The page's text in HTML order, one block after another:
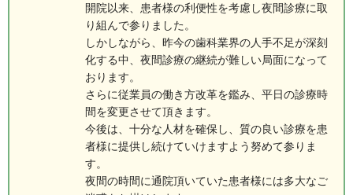
開院以来、患者様の利便性を考慮し夜間診療に取
り組んで参りました。
しかしながら、昨今の歯科業界の人手不足が深刻
化する中、夜間診療の継続が難しい局面になって
おります。
さらに従業員の働き方改革を鑑み、平日の診療時
間を変更させて頂きます。
今後は、十分な人材を確保し、質の良い診療を患
者様に提供し続けていけますよう努めて参りま
す。
夜間の時間に通院頂いていた患者様には多大なご